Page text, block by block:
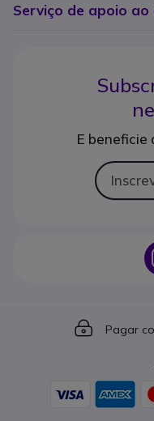
Serviço de apoio ao
E beneficie
Icon
Pagar